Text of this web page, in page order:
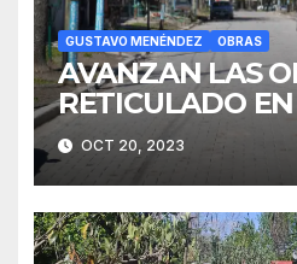
GUSTAVO MENÉNDEZ OBRAS
AVANZAN LAS
RETICULADO
OCT 20, 2023